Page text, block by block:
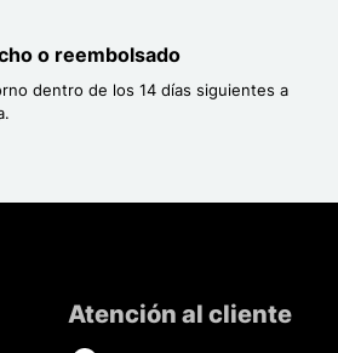
o reembolsado
dentro de los 14 días siguientes a
Atención al cliente